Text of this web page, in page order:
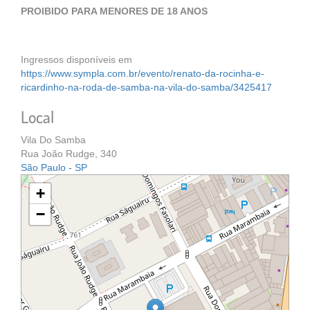
PROIBIDO PARA MENORES DE 18 ANOS
Ingressos disponíveis em
https://www.sympla.com.br/evento/renato-da-rocinha-e-
ricardinho-na-roda-de-samba-na-vila-do-samba/3425417
Local
Vila Do Samba
Rua João Rudge, 340
São Paulo - SP
+
−